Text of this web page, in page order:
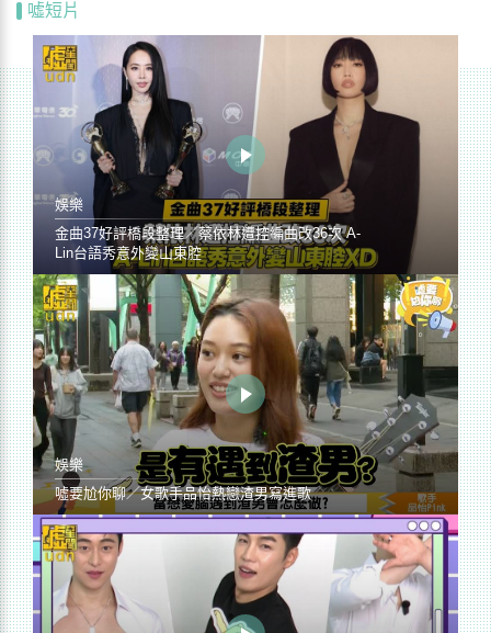
噓短片
娛樂
金曲37好評橋段整理／蔡依林遭控編曲改36次 A-
Lin台語秀意外變山東腔
娛樂
噓要尬你聊／女歌手品怡熱戀渣男寫進歌